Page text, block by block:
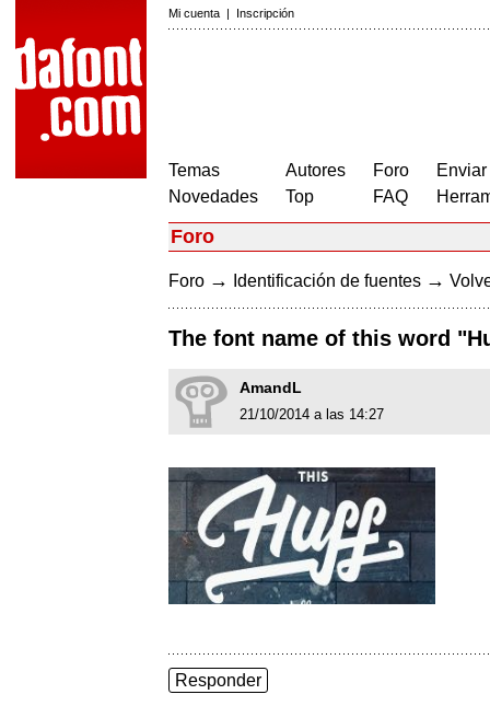
Mi cuenta | Inscripción
Temas
Novedades
Autores
Top
Foro
FAQ
Foro
Foro → Identificación de fuentes →
The font name of this word
AmandL
21/10/2014 a las 14:27
Responder